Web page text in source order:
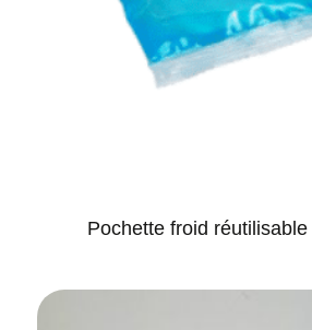
Pochette froid